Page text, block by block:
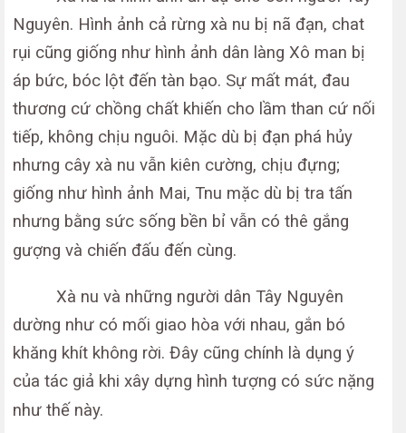
Nguyên. Hình ảnh cả rừng xà nu bị nã đạn, chat
rụi cũng giống như hình ảnh dân làng Xô man bị
áp bức, bóc lột đến tàn bạo. Sự mất mát, đau
thương cứ chồng chất khiến cho lầm than cứ nối
tiếp, không chịu nguôi. Mặc dù bị đạn phá hủy
nhưng cây xà nu vẫn kiên cường, chịu đựng;
giống như hình ảnh Mai, Tnu mặc dù bị tra tấn
nhưng bằng sức sống bền bỉ vẫn có thê gắng
gượng và chiến đấu đến cùng.
Xà nu và những người dân Tây Nguyên
dường như có mối giao hòa với nhau, gắn bó
khăng khít không rời. Đây cũng chính là dụng ý
của tác giả khi xây dựng hình tượng có sức nặng
như thế này.